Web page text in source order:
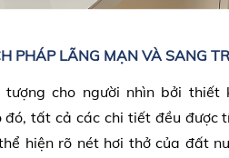
PHÁP LÃNG MẠN VÀ SANG
tượng cho người nhìn bởi thiết
đó, tất cả các chi tiết đều được
hiện rõ nét hơi thở của đất